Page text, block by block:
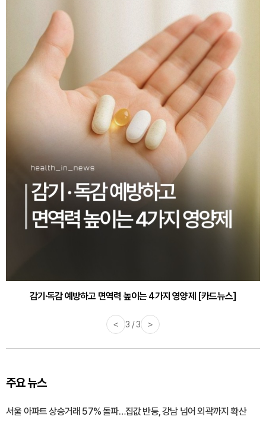
감기·독감 예방하고 면역력 높이는 4가지 영양제 [카드뉴스]
< 3 / 3 >
주요 뉴스
서울 아파트 상승거래 57% 돌파…집값 반등, 강남 넘어 외곽까지 확산